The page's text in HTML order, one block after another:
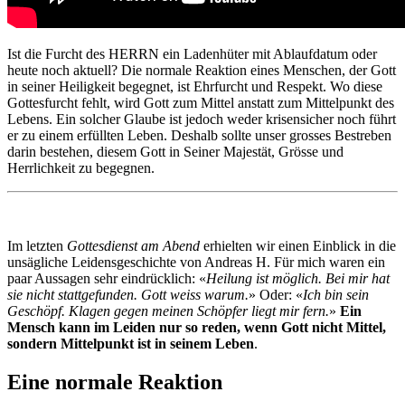
Ist die Furcht des HERRN ein Ladenhüter mit Ablaufdatum oder
heute noch aktuell? Die normale Reaktion eines Menschen, der Gott
in seiner Heiligkeit begegnet, ist Ehrfurcht und Respekt. Wo diese
Gottesfurcht fehlt, wird Gott zum Mittel anstatt zum Mittelpunkt des
Lebens. Ein solcher Glaube ist jedoch weder krisensicher noch führt
er zu einem erfüllten Leben. Deshalb sollte unser grosses Bestreben
darin bestehen, diesem Gott in Seiner Majestät, Grösse und
Herrlichkeit zu begegnen.
Im letzten Gottesdienst am Abend erhielten wir einen Einblick in die
unsägliche Leidensgeschichte von Andreas H. Für mich waren ein
paar Aussagen sehr eindrücklich: «Heilung ist möglich. Bei mir hat
sie nicht stattgefunden. Gott weiss warum.» Oder: «Ich bin sein
Geschöpf. Klagen gegen meinen Schöpfer liegt mir fern.» Ein
Mensch kann im Leiden nur so reden, wenn Gott nicht Mittel,
sondern Mittelpunkt ist in seinem Leben.
Eine normale Reaktion